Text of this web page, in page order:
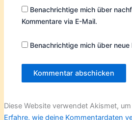
Benachrichtige mich über
Kommentare via E-Mail.
Benachrichtige mich über neue
Diese Website verwendet Akismet,
Erfahre, wie deine Kommentardaten